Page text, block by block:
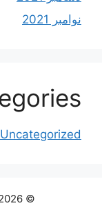
نوامبر 2021
Uncategorized
© 2026 سولدا